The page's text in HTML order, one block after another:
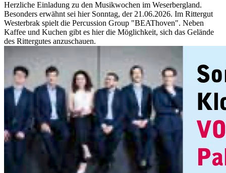
Herzliche Einladung zu den Musikwochen im Weserbergland.
Besonders erwähnt sei hier Sonntag, der 21.06.2026. Im Rittergut
Westerbrak spielt die Percussion Group "BEAThoven". Neben
Kaffee und Kuchen gibt es hier die Möglichkeit, sich das Gelände
des Rittergutes anzuschauen.